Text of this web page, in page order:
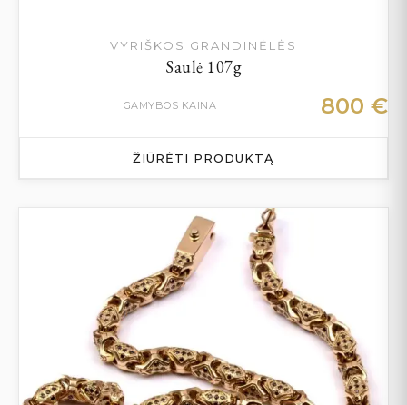
VYRIŠKOS GRANDINĖLĖS
Saulė 107g
GAMYBOS KAINA 800 €
ŽIŪRĖTI PRODUKTĄ